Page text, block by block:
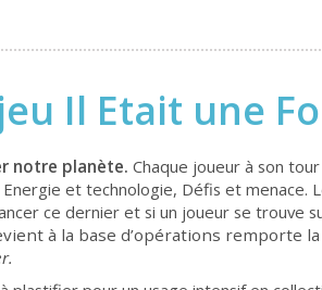
Il Etait une
notre planète. Chaque joueur à son
et technologie, Défis et
ce dernier et si un joueur se trouve
à la base d’opérations remporte